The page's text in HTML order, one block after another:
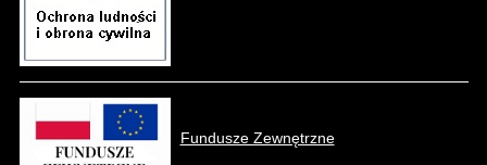
Fundusze Zewnętrzne